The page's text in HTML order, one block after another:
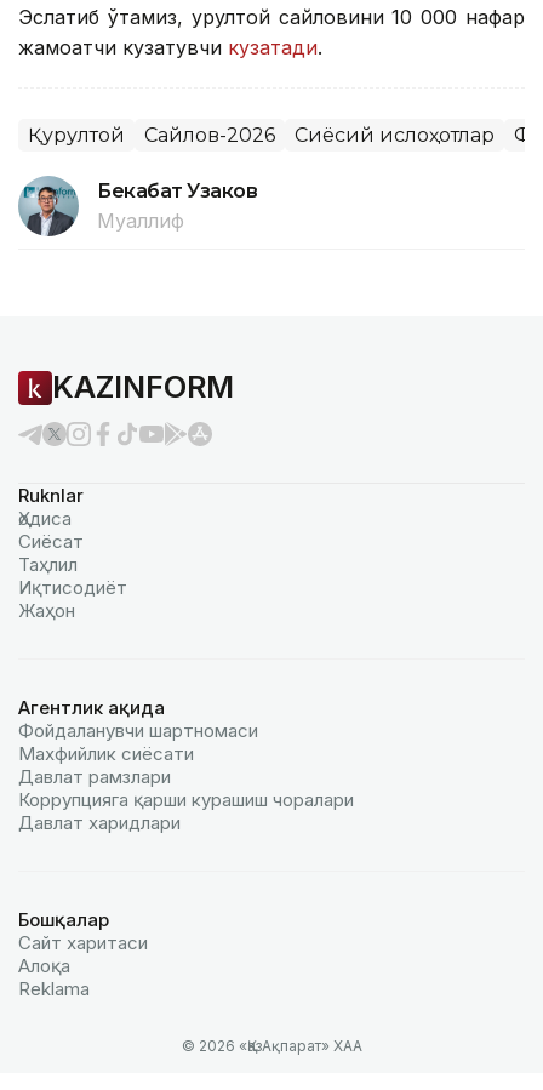
Эслатиб ўтамиз, Қурултой сайловини 10 000 нафар
жамоатчи кузатувчи кузатади.
Қурултой Сайлов-2026 Сиёсий ислоҳотлар
Бекабат Узаков
Муаллиф
KAZINFORM
Ruknlar
Ҳодиса
Сиёсат
Таҳлил
Иқтисодиёт
Жаҳон
Агентлик ҳақида
Фойдаланувчи шартномаси
Махфийлик сиёсати
Давлат рамзлари
Коррупцияга қарши курашиш чоралари
Давлат харидлари
Бошқалар
Сайт харитаси
Алоқа
Reklamа
© 2026 «ҚазАқпарат» ХАА